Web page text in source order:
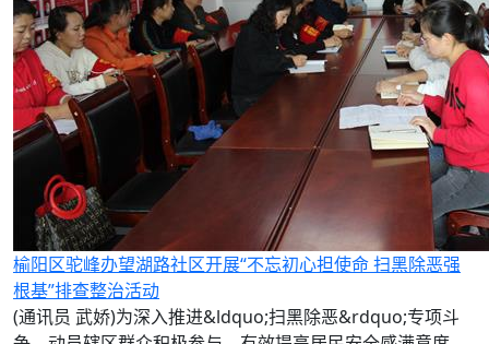
榆阳区驼峰办望湖路社区开展“不忘初心担使命 扫黑除恶强
根基”排查整治活动
(通讯员 武娇)为深入推进&ldquo;扫黑除恶&rdquo;专项斗